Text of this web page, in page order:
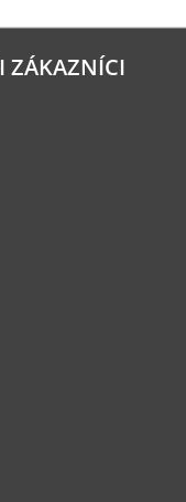
ZÁKAZNÍCI